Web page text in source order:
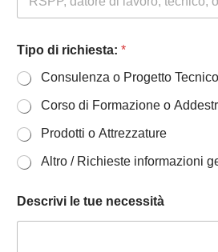
Tipo di richiesta: *
Consulenza o Progetto Tecnico
Corso di Formazione o
Prodotti o Attrezzature
Altro / Richieste informazioni
Descrivi le tue necessità